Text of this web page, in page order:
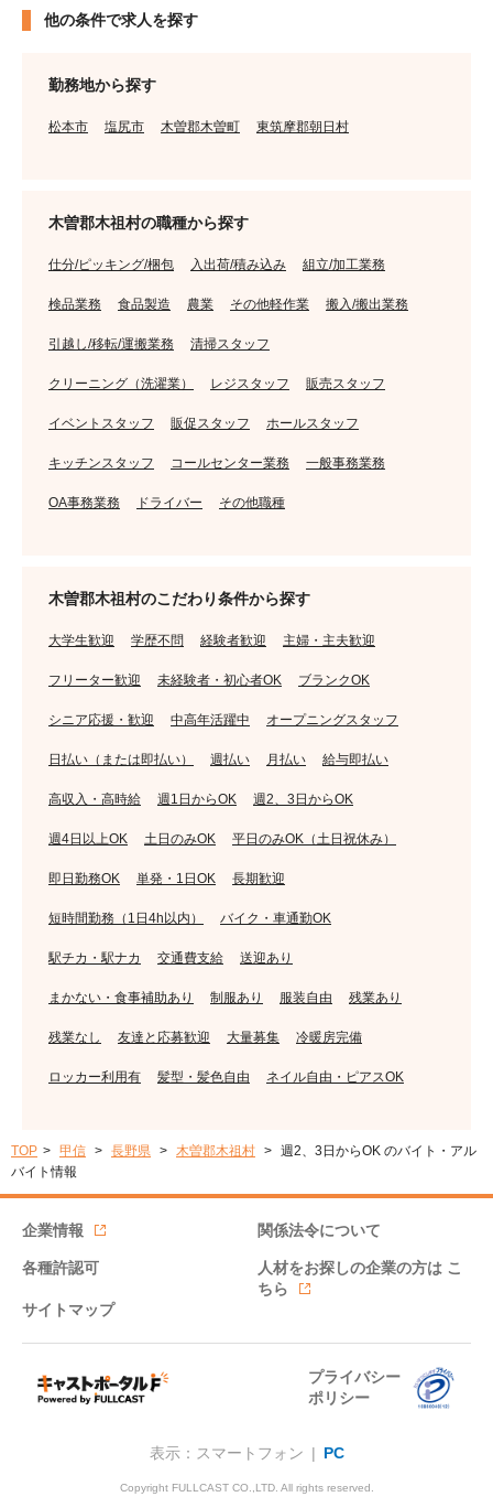
他の条件で求人を探す
勤務地から探す
松本市 塩尻市 木曽郡木曽町 東筑摩郡朝日村
木曽郡木祖村の職種から探す
仕分/ピッキング/梱包 入出荷/積み込み 組立/加工業務
検品業務 食品製造 農業 その他軽作業 搬入/搬出業務
引越し/移転/運搬業務 清掃スタッフ
クリーニング（洗濯業） レジスタッフ 販売スタッフ
イベントスタッフ 販促スタッフ ホールスタッフ
キッチンスタッフ コールセンター業務 一般事務業務
OA事務業務 ドライバー その他職種
木曽郡木祖村のこだわり条件から探す
大学生歓迎 学歴不問 経験者歓迎 主婦・主夫歓迎
フリーター歓迎 未経験者・初心者OK ブランクOK
シニア応援・歓迎 中高年活躍中 オープニングスタッフ
日払い（または即払い） 週払い 月払い 給与即払い
高収入・高時給 週1日からOK 週2、3日からOK
週4日以上OK 土日のみOK 平日のみOK（土日祝休み）
即日勤務OK 単発・1日OK 長期歓迎
短時間勤務（1日4h以内） バイク・車通勤OK
駅チカ・駅ナカ 交通費支給 送迎あり
まかない・食事補助あり 制服あり 服装自由 残業あり
残業なし 友達と応募歓迎 大量募集 冷暖房完備
ロッカー利用有 髪型・髪色自由 ネイル自由・ピアスOK
TOP 甲信 長野県 木曽郡木祖村
週2、3日からOK のバイト・アル
バイト情報
企業情報 関係法令について
各種許認可 人材をお探しの企業の方は こ
ちら
サイトマップ
プライバシー
ポリシー
表示：スマートフォン | PC
Copyright FULLCAST CO.,LTD. All rights reserved.